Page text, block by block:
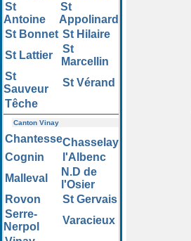
St
Antoine
St
Appolinard
St Bonnet St Hilaire
St Lattier
St
Marcellin
St
Sauveur
St Vérand
Têche
Canton Vinay
ChantesseChasselay
Cognin
l'Albenc
Malleval
N.D de
l'Osier
Rovon
St Gervais
Serre-
Nerpol
Varacieux